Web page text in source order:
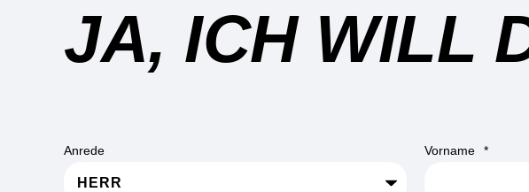
JA, ICH WILL
Anrede Vorname *